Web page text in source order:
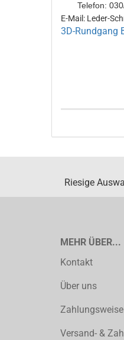
Telefon: 030/
E-Mail: Leder-
3D-Rundgang
Riesige
MEHR ÜBER...
Kontakt
Über uns
Zahlungsweise
Versand- &